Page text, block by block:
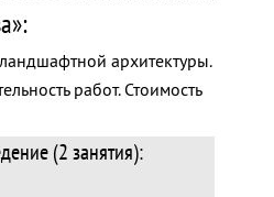
архитектуры.
работ. Стоимость
(2 занятия):